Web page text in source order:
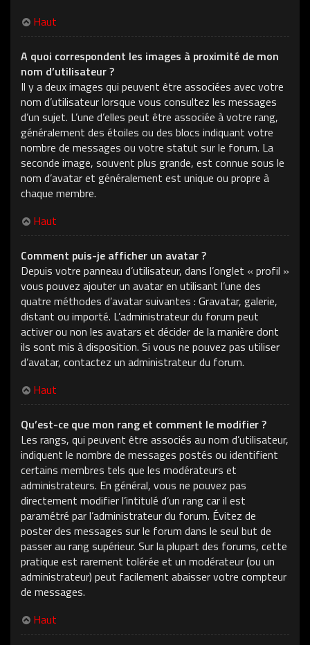
Haut
A quoi correspondent les images à proximité de mon
nom d’utilisateur ?
Il y a deux images qui peuvent être associées avec votre
nom d’utilisateur lorsque vous consultez les messages
d’un sujet. L’une d’elles peut être associée à votre rang,
généralement des étoiles ou des blocs indiquant votre
nombre de messages ou votre statut sur le forum. La
seconde image, souvent plus grande, est connue sous le
nom d’avatar et généralement est unique ou propre à
chaque membre.
Haut
Comment puis-je afficher un avatar ?
Depuis votre panneau d’utilisateur, dans l’onglet « profil »
vous pouvez ajouter un avatar en utilisant l’une des
quatre méthodes d’avatar suivantes : Gravatar, galerie,
distant ou importé. L’administrateur du forum peut
activer ou non les avatars et décider de la manière dont
ils sont mis à disposition. Si vous ne pouvez pas utiliser
d’avatar, contactez un administrateur du forum.
Haut
Qu’est-ce que mon rang et comment le modifier ?
Les rangs, qui peuvent être associés au nom d’utilisateur,
indiquent le nombre de messages postés ou identifient
certains membres tels que les modérateurs et
administrateurs. En général, vous ne pouvez pas
directement modifier l’intitulé d’un rang car il est
paramétré par l’administrateur du forum. Évitez de
poster des messages sur le forum dans le seul but de
passer au rang supérieur. Sur la plupart des forums, cette
pratique est rarement tolérée et un modérateur (ou un
administrateur) peut facilement abaisser votre compteur
de messages.
Haut